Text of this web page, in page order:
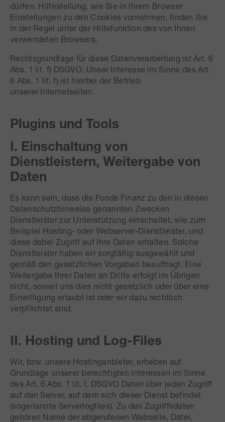
dürfen. Hilfestellung, wie Sie in Ihrem Browser
Einstellungen zu den Cookies vornehmen, finden Sie
in der Regel unter der Hilfefunktion des von Ihnen
verwendeten Browsers.
Rechtsgrundlage für diese Datenverarbeitung ist Art. 6
Abs. 1 lit. f) DSGVO. Unser Interesse im Sinne des Art.
6 Abs. 1 lit. f) ist hierbei der Betrieb
unserer Internetseiten.
Plugins und Tools
I. Einschaltung von
Dienstleistern, Weitergabe von
Daten
Es kann sein, dass die Fonds Finanz zu den in diesen
Datenschutzhinweise genannten Zwecken
Dienstleister zur Unterstützung einschaltet, wie zum
Beispiel Hosting- oder Webserver-Dienstleister, und
diese dabei Zugriff auf Ihre Daten erhalten. Solche
Dienstleister haben wir sorgfältig ausgewählt und
gemäß den gesetzlichen Vorgaben beauftragt. Eine
Weitergabe Ihrer Daten an Dritte erfolgt im Übrigen
nicht, soweit uns dies nicht gesetzlich oder über eine
Einwilligung erlaubt ist oder wir dazu rechtlich
verpflichtet sind.
II. Hosting und Log-Files
Wir, bzw. unsere Hostinganbieter, erheben auf
Grundlage unserer berechtigten Interessen im Sinne
des Art. 6 Abs. 1 lit. f. DSGVO Daten über jeden Zugriff
auf den Server, auf dem sich dieser Dienst befindet
(sogenannte Serverlogfiles). Zu den Zugriffsdaten
gehören Name der abgerufenen Webseite, Datei,